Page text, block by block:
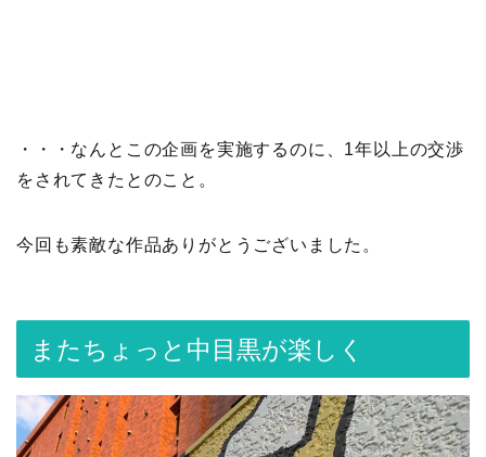
・・・なんとこの企画を実施するのに、1年以上の交渉
をされてきたとのこと。
今回も素敵な作品ありがとうございました。
またちょっと中目黒が楽しく